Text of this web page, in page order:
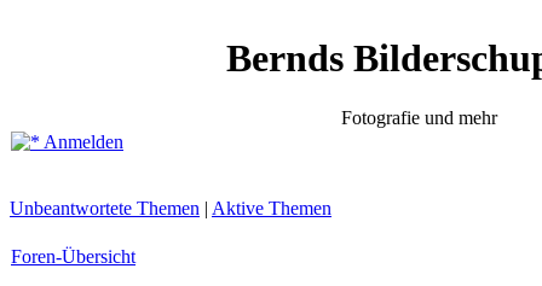
Bernds
Fotografie und mehr
Anmelden
Unbeantwortete Themen | Aktive Themen
Foren-Übersicht